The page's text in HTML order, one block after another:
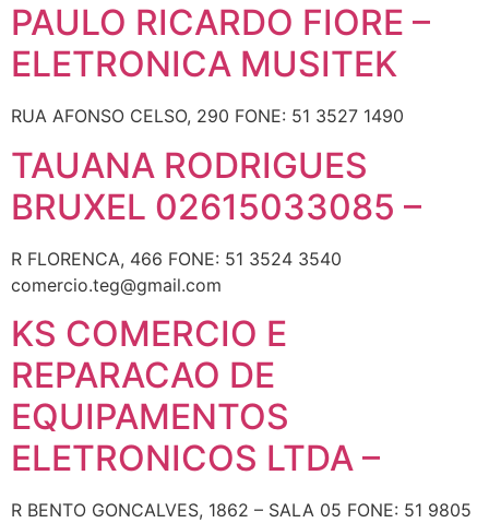
PAULO RICARDO FIORE –
ELETRONICA MUSITEK
RUA AFONSO CELSO, 290 FONE: 51 3527 1490
TAUANA RODRIGUES
BRUXEL 02615033085 –
R FLORENCA, 466 FONE: 51 3524 3540
comercio.teg@gmail.com
KS COMERCIO E
REPARACAO DE
EQUIPAMENTOS
ELETRONICOS LTDA –
R BENTO GONCALVES, 1862 – SALA 05 FONE: 51 9805